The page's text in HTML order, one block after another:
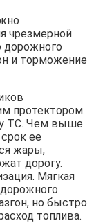
чрезмерной
дорожного
и торможение
протектором.
ТС. Чем выше
ее
жары,
дорогу.
Мягкая
но быстро
топлива.